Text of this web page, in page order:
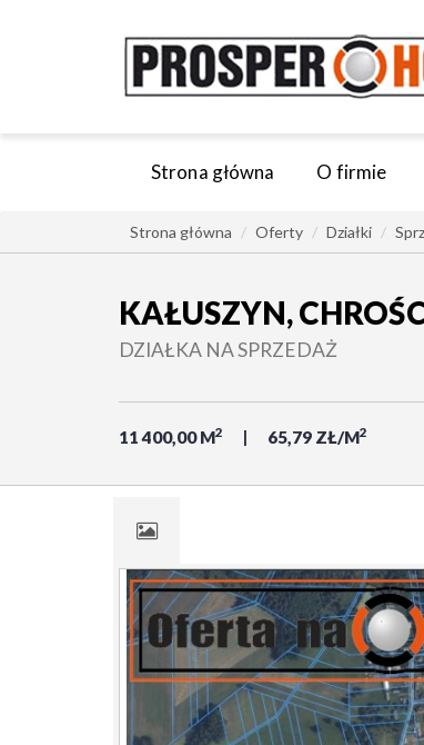
Strona główna O firmie
Strona główna Oferty Działki
KAŁUSZYN,
DZIAŁKA NA SPRZEDAŻ
11 400,00 M2 65,79 ZŁ/M2